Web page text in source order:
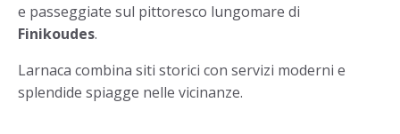
e passeggiate sul pittoresco lungomare di
Finikoudes.
Larnaca combina siti storici con servizi moderni e
splendide spiagge nelle vicinanze.